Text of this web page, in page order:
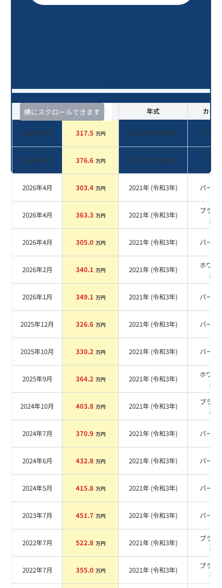
横にスクロールできます
査定時期 セルカ実績 年式 カラー
2026年6月 317.5 万円 2021年 (令和3年) パール
2026年6月 376.6 万円 2021年 (令和3年)
ブラッ
系
2026年4月 303.4 万円 2021年 (令和3年) パール
2026年4月 363.3 万円 2021年 (令和3年)
ブラッ
系
2026年4月 305.0 万円 2021年 (令和3年) パール
2026年2月 340.1 万円 2021年 (令和3年)
ホワイ
系
2026年1月 349.1 万円 2021年 (令和3年) パール
2025年12月 326.6 万円 2021年 (令和3年) パール
2025年10月 330.2 万円 2021年 (令和3年) パール
2025年9月 364.2 万円 2021年 (令和3年)
ホワイ
系
2024年10月 403.8 万円 2021年 (令和3年)
ブラッ
系
2024年7月 370.9 万円 2021年 (令和3年) パール
2024年6月 432.8 万円 2021年 (令和3年) パール
2024年5月 415.8 万円 2021年 (令和3年) パール
2023年7月 451.7 万円 2021年 (令和3年) パール
2022年7月 522.8 万円 2021年 (令和3年)
ブラッ
系
2022年7月 355.0 万円 2021年 (令和3年)
ブラッ
系